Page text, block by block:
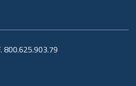
800.625.903.79